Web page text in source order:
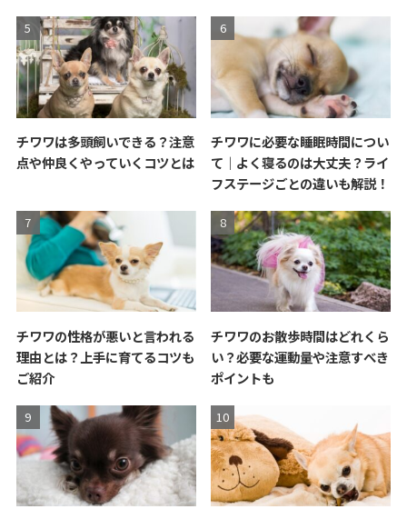
チワワは多頭飼いできる？注意
点や仲良くやっていくコツとは
チワワに必要な睡眠時間につい
て｜よく寝るのは大丈夫？ライ
フステージごとの違いも解説！
チワワの性格が悪いと言われる
理由とは？上手に育てるコツも
ご紹介
チワワのお散歩時間はどれくら
い？必要な運動量や注意すべき
ポイントも